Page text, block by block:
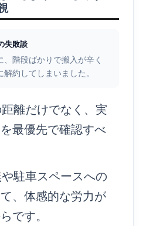
失敗談
階段ばかりで搬入が辛く
約してしまいました。
離だけでなく、実
最優先で確認すべ
駐車スペースへの
、体感的な労力が
です。